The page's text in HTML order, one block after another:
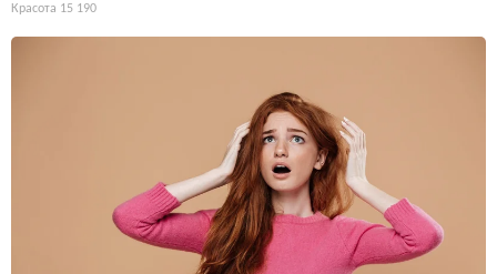
Красота 15 190